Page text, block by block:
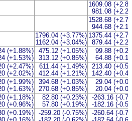
1609.08
981.08
1528.68
944.68
1796.04 (+3.77%)
1162.04 (+3.04%)
1375.44
879.44
(+1.88%)
(+1.53%)
475.12 (+1.05%)
313.12 (+0.85%)
99.88
64.88
(+2.47%)
(+2.02%)
611.44 (+1.49%)
412.44 (+1.21%)
213.40
142.40
(+1.99%)
(+1.63%)
394.68 (+1.03%)
270.68 (+0.85%)
29.04
20.04
(+1.18%)
(+0.96%)
82.80 (+0.23%)
57.80 (+0.19%)
-263.16 (-
-182.16 (-
(+0.19%)
-259.20 (-0.75%)
-260.64 (-